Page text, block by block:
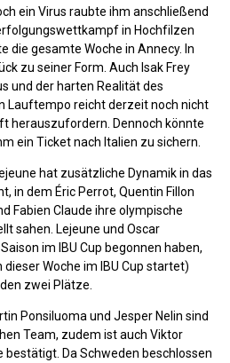
ein Virus raubte ihm anschließend
in Hochfilzen
die gesamte Woche in Annecy. In
zu seiner Form. Auch Isak Frey
und der harten Realität des
Lauftempo reicht derzeit noch nicht
herauszufordern. Dennoch könnte
ein Ticket nach Italien zu sichern.
hat zusätzliche Dynamik in das
in dem Éric Perrot, Quentin Fillon
Fabien Claude ihre olympische
sahen. Lejeune und Oscar
im IBU Cup begonnen haben,
Woche im IBU Cup startet)
zwei Plätze.
Ponsiluoma und Jesper Nelin sind
Team, zudem ist auch Viktor
bestätigt. Da Schweden beschlossen